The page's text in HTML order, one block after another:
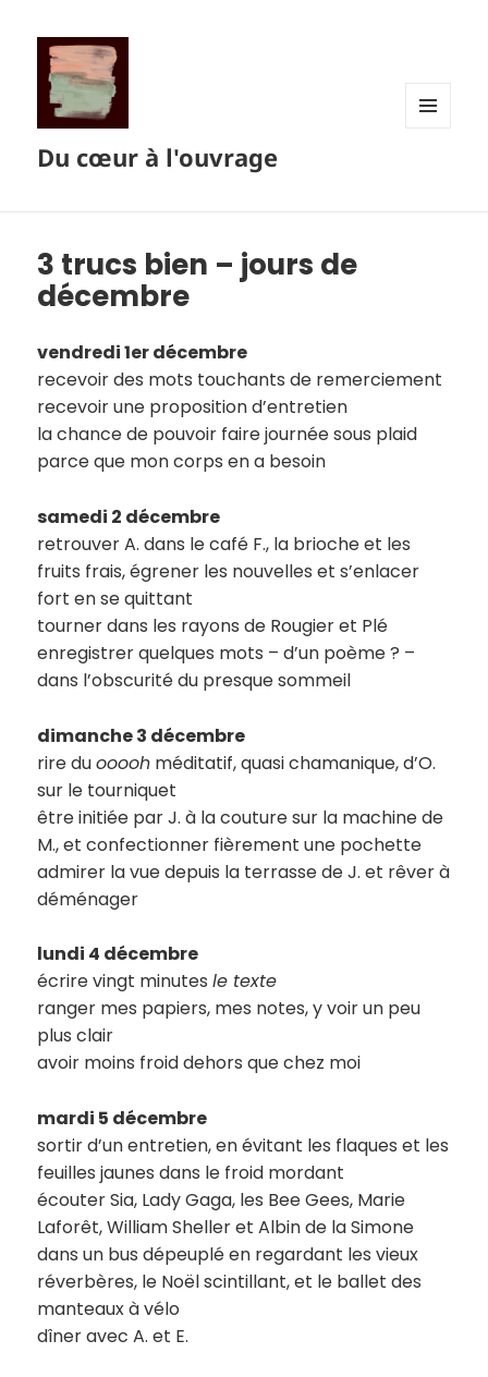
Du cœur à l'ouvrage
3 trucs bien – jours de
décembre
vendredi 1er décembre
recevoir des mots touchants de remerciement
recevoir une proposition d’entretien
la chance de pouvoir faire journée sous plaid
parce que mon corps en a besoin
samedi 2 décembre
retrouver A. dans le café F., la brioche et les
fruits frais, égrener les nouvelles et s’enlacer
fort en se quittant
tourner dans les rayons de Rougier et Plé
enregistrer quelques mots – d’un poème ? –
dans l’obscurité du presque sommeil
dimanche 3 décembre
rire duooooh méditatif, quasi chamanique, d’O.
sur le tourniquet
être initiée par J. à la couture sur la machine de
M., et confectionner fièrement une pochette
admirer la vue depuis la terrasse de J. et rêver à
déménager
lundi 4 décembre
écrire vingt minutesle texte
ranger mes papiers, mes notes, y voir un peu
plus clair
avoir moins froid dehors que chez moi
mardi 5 décembre
sortir d’un entretien, en évitant les flaques et les
feuilles jaunes dans le froid mordant
écouter Sia, Lady Gaga, les Bee Gees, Marie
Laforêt, William Sheller et Albin de la Simone
dans un bus dépeuplé en regardant les vieux
réverbères, le Noël scintillant, et le ballet des
manteaux à vélo
dîner avec A. et E.